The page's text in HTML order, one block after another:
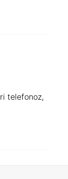
telefonoz,